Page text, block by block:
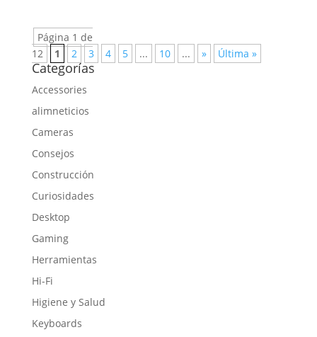
Página 1 de
12
1 2 3 4 5 ... 10 ... » Última »
Categorías
Accessories
alimneticios
Cameras
Consejos
Construcción
Curiosidades
Desktop
Gaming
Herramientas
Hi-Fi
Higiene y Salud
Keyboards